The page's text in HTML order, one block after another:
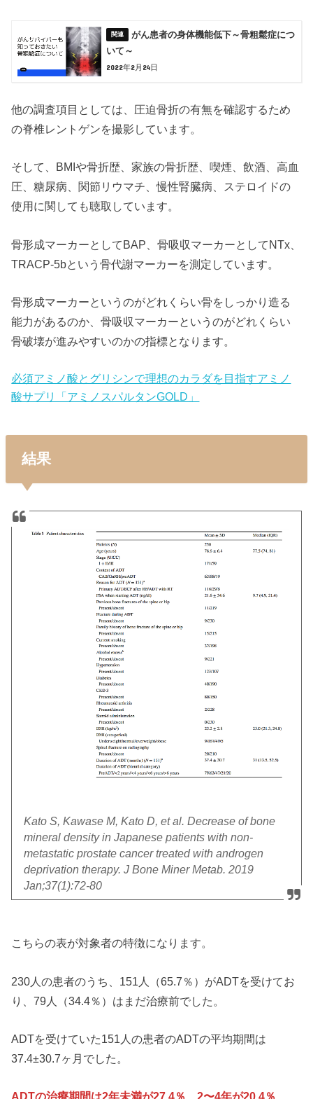
がん患者の身体機能低下～骨粗鬆症につ
いて～
2022年2月24日
他の調査項目としては、圧迫骨折の有無を確認するため
の脊椎レントゲンを撮影しています。
そして、BMIや骨折歴、家族の骨折歴、喫煙、飲酒、高血
圧、糖尿病、関節リウマチ、慢性腎臓病、ステロイドの
使用に関しても聴取しています。
骨形成マーカーとしてBAP、骨吸収マーカーとしてNTx、
TRACP-5bという骨代謝マーカーを測定しています。
骨形成マーカーというのがどれくらい骨をしっかり造る
能力があるのか、骨吸収マーカーというのがどれくらい
骨破壊が進みやすいのかの指標となります。
必須アミノ酸とグリシンで理想のカラダを目指すアミノ
酸サプリ「アミノスパルタンGOLD」
結果
Kato S, Kawase M, Kato D, et al. Decrease of bone
mineral density in Japanese patients with non-
metastatic prostate cancer treated with androgen
deprivation therapy. J Bone Miner Metab. 2019
Jan;37(1):72-80
こちらの表が対象者の特徴になります。
230人の患者のうち、151人（65.7％）がADTを受けてお
り、79人（34.4％）はまだ治療前でした。
ADTを受けていた151人の患者のADTの平均期間は
37.4±30.7ヶ月でした。